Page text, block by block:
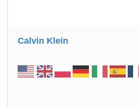
Calvin Klein